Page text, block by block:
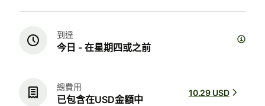
到達
今日 - 在星期四或之前
總費用
已包含在USD金額中
10.29 USD